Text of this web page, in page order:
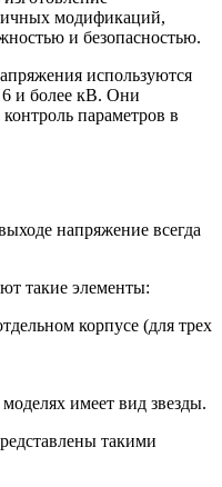
модификаций,
и безопасностью.
используются
6 и более кВ. Они
параметров в
напряжение всегда
такие элементы:
корпусе (для трех
имеет вид звезды.
такими